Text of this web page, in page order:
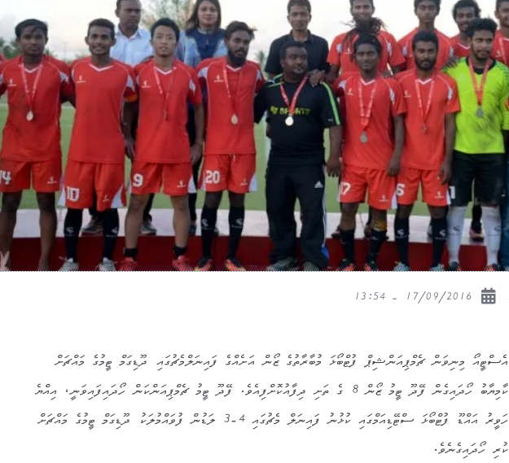
އެސްޓީއޯ މިނިވަން ޗެމްޕިއަންޝިޕް ފުޓްބޯޅަ މުބާރާތުގެ ޒޯން އަށެއްގެ ފައިނަލްމެޗުގައި ދޫޑިގަމް ޓީމުގެ މައްޗަށް
ކާމިޔާބު ހޯދައިގެން ފޭދޫ ޓީމު ޒޯން 8 ގެ ތަށި ދިފާއުކޮށްފިއެވެ. ފޭދޫ ޓީމު ޗެމްޕިއަންކަން ހޯދައިފައިވަނީ، އިއްޔެ
ހަވީރު އައްޑޫ ފުޓްބޯޅަ ސްޓޭޑިއަމްގައި ކުޅުނު ފައިނަލް މެޗުގައި 4-3 ލަޑުން ފުވައްމުލަކު ދޫޑިގަމް ޓީމުގެ މައްޗަށް
ކުރި ހޯދައިގެނެވެ.